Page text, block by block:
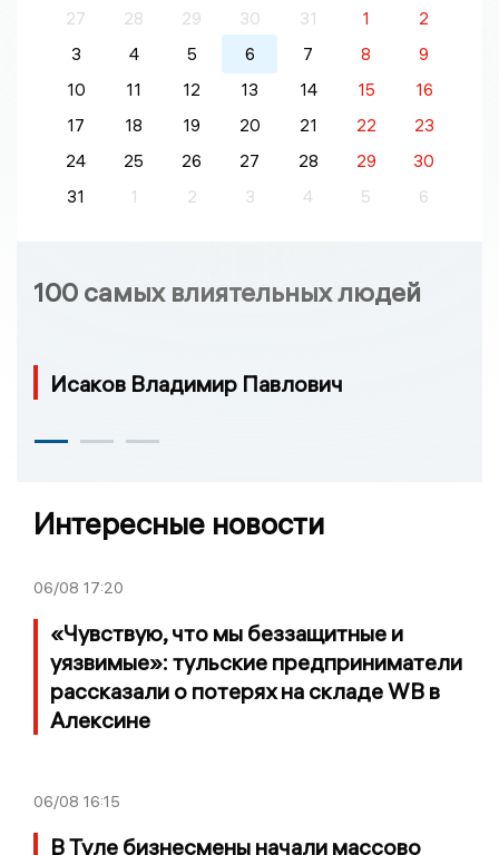
27
28 29 30 31 1
2
3
4 5 6 7 8
9
10
11 12 13 14 15
16
17
18 19 20 21 22
23
24
25 26 27 28 29
30
31
1 2 3 4 5 6
100 самых влиятельных людей
Исаков Владимир Павлович
Интересные новости
06/08 17:20
«Чувствую, что мы беззащитные и
уязвимые»: тульские предприниматели
рассказали о потерях на складе WB в
Алексине
06/08 16:15
В Туле бизнесмены начали массово